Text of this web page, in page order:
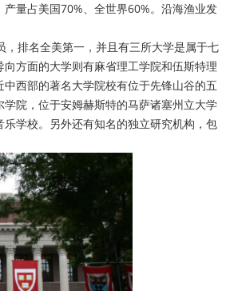
量占美国70%、全世界60%。沿海渔业发
排名全美第一，并且有三所大学是属于七
方面的大学则有麻省理工学院和伍斯特理
西部的著名大学院校有位于先锋山谷的五
院，位于安姆赫斯特的马萨诸塞州立大学
学校。另外还有知名的独立研究机构，包